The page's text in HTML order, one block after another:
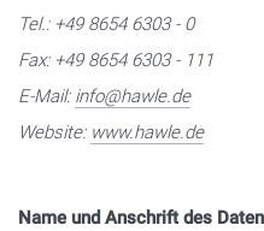
Tel.: +49 8654 6303 - 0
Fax: +49 8654 6303 - 111
E-Mail: info@hawle.de
Website: www.hawle.de
Name und Anschrift des